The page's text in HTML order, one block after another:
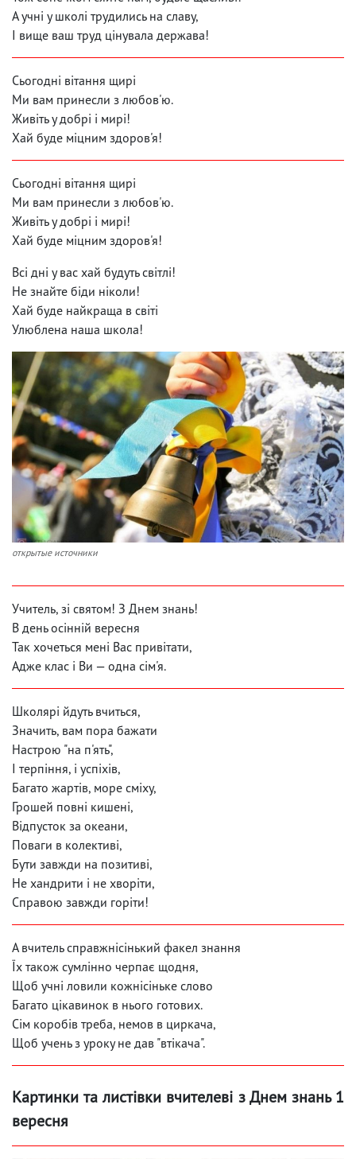
А учні у школі трудились на славу,
І вище ваш труд цінувала держава!
Сьогодні вітання щирі
Ми вам принесли з любов'ю.
Живіть у добрі і мирі!
Хай буде міцним здоров'я!
Сьогодні вітання щирі
Ми вам принесли з любов'ю.
Живіть у добрі і мирі!
Хай буде міцним здоров'я!
Всі дні у вас хай будуть світлі!
Не знайте біди ніколи!
Хай буде найкраща в світі
Улюблена наша школа!
открытые источники
Учитель, зі святом! З Днем знань!
В день осінній вересня
Так хочеться мені Вас привітати,
Адже клас і Ви — одна сім'я.
Школярі йдуть вчиться,
Значить, вам пора бажати
Настрою "на п'ять",
І терпіння, і успіхів,
Багато жартів, море сміху,
Грошей повні кишені,
Відпусток за океани,
Поваги в колективі,
Бути завжди на позитиві,
Не хандрити і не хворіти,
Справою завжди горіти!
А вчитель справжнісінький факел знання
Їх також сумлінно черпає щодня,
Щоб учні ловили кожнісіньке слово
Багато цікавинок в нього готових.
Сім коробів треба, немов в циркача,
Щоб учень з уроку не дав "втікача".
Картинки та листівки вчителеві з Днем знань 1
вересня